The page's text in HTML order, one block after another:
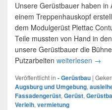
Unsere Gerüstbauer haben
einem Treppenhauskopf
dem Modulgerüst Plettac
Teile mussten von Hand in
unsere Gerüstbauer die
Putzarbeiten weiterlesen →
Veröffentlicht in - Gerüstbau |
Augsburg und Umgebung,
Fassadengerüst, Gerüst,
Verleih, vermietung